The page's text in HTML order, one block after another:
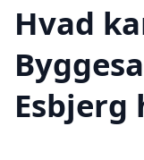
Hvad